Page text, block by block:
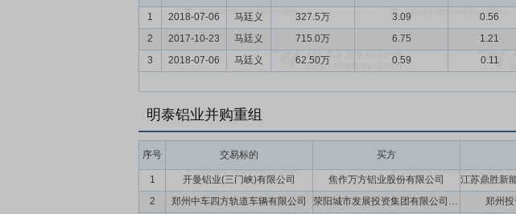
1 2018-07-06 马廷义 327.5万 3.09 0.56
2
2017-10-23 马廷义 715.0万 6.75 1.21
3
2018-07-06 马廷义 62.50万 0.59 0.11
明泰铝业并购重组
序号 交易标的 买方
1 开曼铝业(三门峡)有限公司 焦作万方铝业股份有限公司
2
郑州中车四方轨道车辆有限公司 荥阳城市发展投资集团有限公司,河南明泰铝业股份有限公司 郑州投